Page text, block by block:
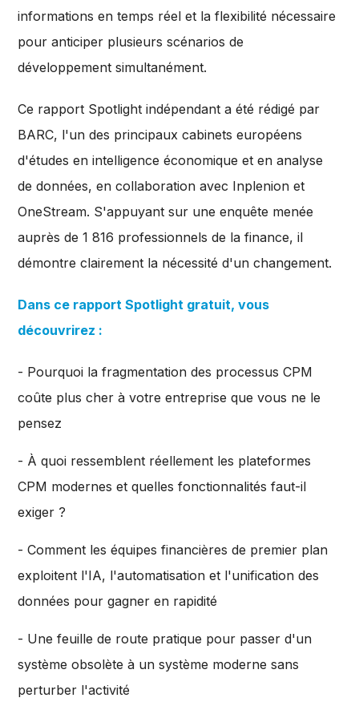
informations en temps réel et la flexibilité nécessaire
pour anticiper plusieurs scénarios de
développement simultanément.
Ce rapport Spotlight indépendant a été rédigé par
BARC, l'un des principaux cabinets européens
d'études en intelligence économique et en analyse
de données, en collaboration avec Inplenion et
OneStream. S'appuyant sur une enquête menée
auprès de 1 816 professionnels de la finance, il
démontre clairement la nécessité d'un changement.
Dans ce rapport Spotlight gratuit, vous
découvrirez :
- Pourquoi la fragmentation des processus CPM
coûte plus cher à votre entreprise que vous ne le
pensez
- À quoi ressemblent réellement les plateformes
CPM modernes et quelles fonctionnalités faut-il
exiger ?
- Comment les équipes financières de premier plan
exploitent l'IA, l'automatisation et l'unification des
données pour gagner en rapidité
- Une feuille de route pratique pour passer d'un
système obsolète à un système moderne sans
perturber l'activité